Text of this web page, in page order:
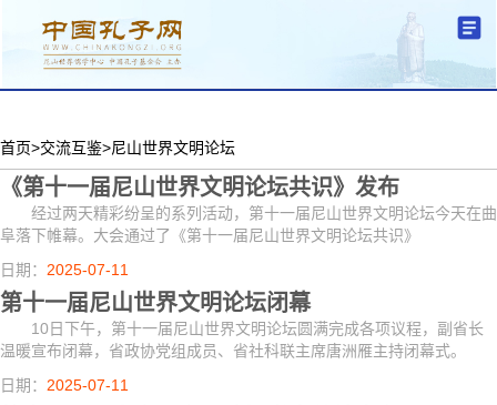
首页>交流互鉴>尼山世界文明论坛
《第十一届尼山世界文明论坛共识》发布
经过两天精彩纷呈的系列活动，第十一届尼山世界文明论坛今天在曲
阜落下帷幕。大会通过了《第十一届尼山世界文明论坛共识》
日期： 2025-07-11
第十一届尼山世界文明论坛闭幕
10日下午，第十一届尼山世界文明论坛圆满完成各项议程，副省长
温暖宣布闭幕，省政协党组成员、省社科联主席唐洲雁主持闭幕式。
日期： 2025-07-11